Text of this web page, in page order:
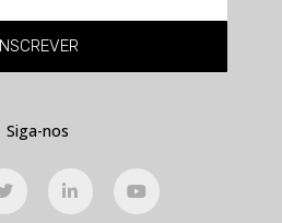
INSCREVER
Siga-nos
T
w
i
L
i
n
Y
o
u